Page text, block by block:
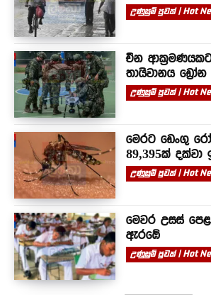
උණුසුම් පුවත් | Hot
චීන
තායිවානය
උණුසුම් පුවත් | Hot
මෙරට ඩෙංගු
89,395ක් දක්වා
උණුසුම් පුවත් | Hot
මෙවර උසස්
ඇරඹේ
උණුසුම් පුවත් | Hot